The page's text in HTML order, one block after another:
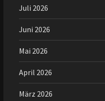
Juli 2026
Juni 2026
Mai 2026
April 2026
März 2026